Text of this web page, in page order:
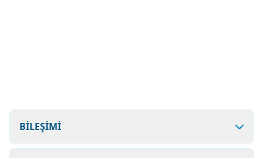
BİLEŞİMİ